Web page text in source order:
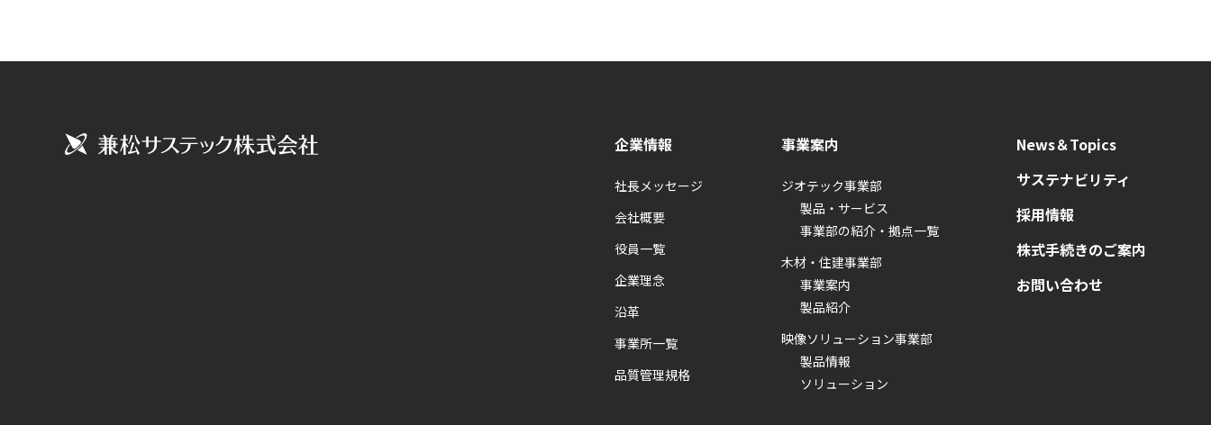
企業情報
社長メッセージ
会社概要
役員一覧
企業理念
沿革
事業所一覧
品質管理規格
事業案内
ジオテック事業部
製品・サービス
事業部の紹介・拠点一覧
木材・住建事業部
事業案内
製品紹介
映像ソリューション事業部
製品情報
ソリューション
News＆Topics
サステナビリティ
採用情報
株式手続きのご案内
お問い合わせ